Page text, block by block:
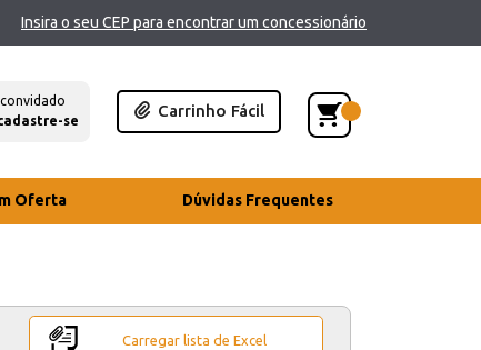
Insira o seu CEP para encontrar um concessionário
se
Carrinho Fácil
Oferta Dúvidas Frequentes
Carregar lista de Excel